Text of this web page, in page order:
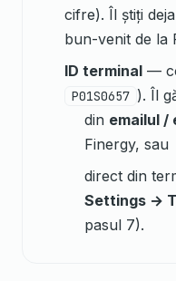
cifre). Îl știți
bun-venit de la
ID terminal —
P01S0657 ). Îl
din emailul /
Finergy, sau
direct din
Settings →
pasul 7).